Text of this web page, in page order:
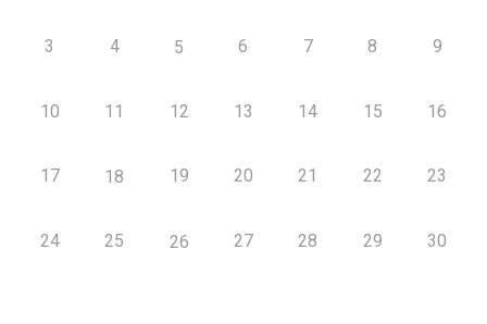
3 4 5 6 7 8 9
10 11 12 13 14 15 16
17 18 19 20 21 22 23
24 25 26 27 28 29 30